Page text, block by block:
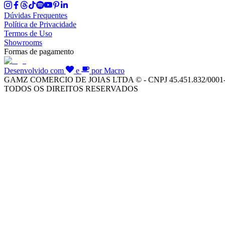
Dúvidas Frequentes
Política de Privacidade
Termos de Uso
Showrooms
Formas de pagamento
Desenvolvido com e
por Macro
GAMZ COMERCIO DE JOIAS LTDA © - CNPJ 45.451.832/
TODOS OS DIREITOS RESERVADOS